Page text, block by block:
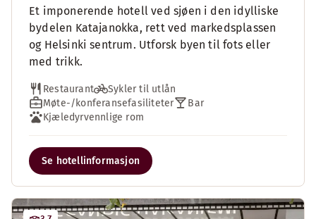
Et imponerende hotell ved sjøen i den idylliske
bydelen Katajanokka, rett ved markedsplassen
og Helsinki sentrum. Utforsk byen til fots eller
med trikk.
Restaurant
Sykler til utlån
Møte-/konferansefasiliteter
Bar
Kjæledyrvennlige rom
Se hotellinformasjon